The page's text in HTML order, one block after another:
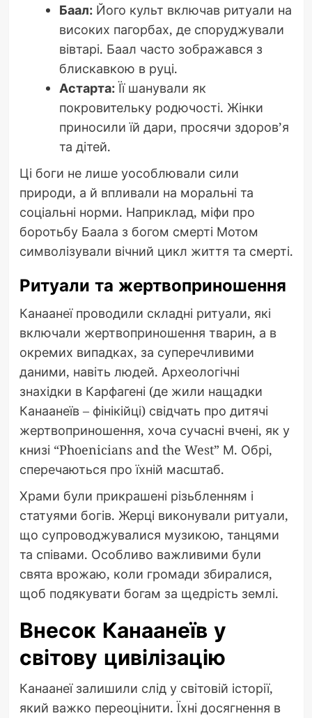
Баал:Його культ включав ритуали на
високих пагорбах, де споруджували
вівтарі. Баал часто зображався з
блискавкою в руці.
Астарта:Її шанували як
покровительку родючості. Жінки
приносили їй дари, просячи здоров’я
та дітей.
Ці боги не лише уособлювали сили
природи, а й впливали на моральні та
соціальні норми. Наприклад, міфи про
боротьбу Баала з богом смерті Мотом
символізували вічний цикл життя та смерті.
Ритуали та жертвоприношення
Канаанеї проводили складні ритуали, які
включали жертвоприношення тварин, а в
окремих випадках, за суперечливими
даними, навіть людей. Археологічні
знахідки в Карфагені (де жили нащадки
Канаанеїв – фінікійці) свідчать про дитячі
жертвоприношення, хоча сучасні вчені, як у
книзі “Phoenicians and the West” М. Обрі,
сперечаються про їхній масштаб.
Храми були прикрашені різьбленням і
статуями богів. Жерці виконували ритуали,
що супроводжувалися музикою, танцями
та співами. Особливо важливими були
свята врожаю, коли громади збиралися,
щоб подякувати богам за щедрість землі.
Внесок Канаанеїв у
світову цивілізацію
Канаанеї залишили слід у світовій історії,
який важко переоцінити. Їхні досягнення в